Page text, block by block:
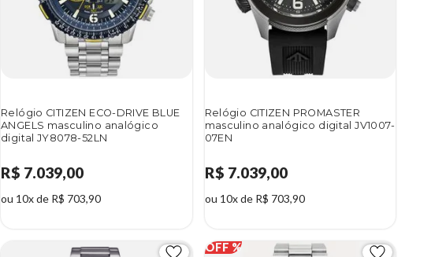
Relógio CITIZEN ECO-DRIVE BLUE
ANGELS masculino analógico
digital JY8078-52LN
R$ 7.039,00
ou 10x de R$ 703,90
Relógio CITIZEN PROMASTER
masculino analógico digital JV1007-
07EN
R$ 7.039,00
ou 10x de R$ 703,90